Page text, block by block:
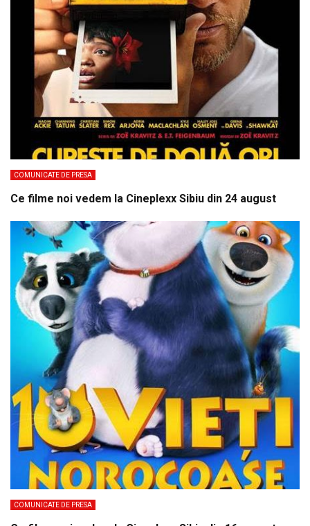
COMUNICATE DE PRESA
Ce filme noi vedem la Cineplexx Sibiu din 24 august
COMUNICATE DE PRESA